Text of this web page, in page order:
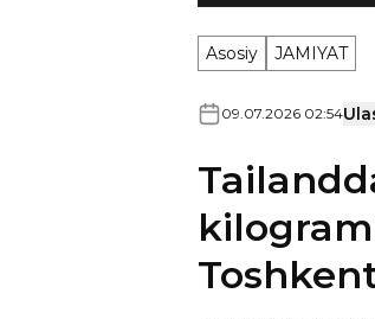
Asosiy JAMIYAT
09 07 2026 02:54